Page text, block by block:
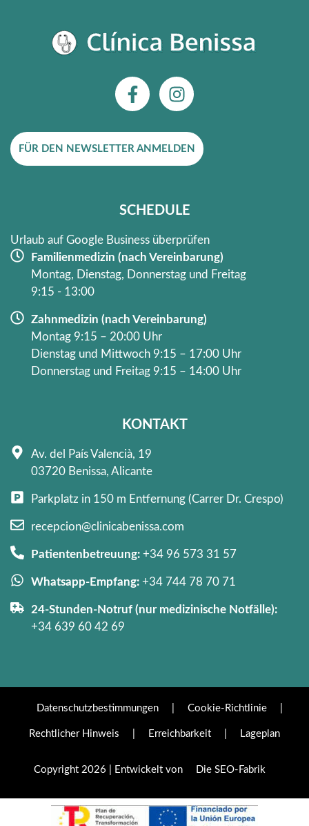
F
a
e
b
o
k
f
I
n
t
a
g
a
FÜR DEN NEWSLETTER ANMELDEN
SCHEDULE
Urlaub auf Google Business überprüfen
Familienmedizin (nach Vereinbarung)
Montag, Dienstag, Donnerstag und Freitag
9:15 - 13:00
Zahnmedizin (nach Vereinbarung)
Montag 9:15 – 20:00 Uhr
Dienstag und Mittwoch 9:15 – 17:00 Uhr
Donnerstag und Freitag 9:15 – 14:00 Uhr
KONTAKT
Av. del País Valencià, 19
03720 Benissa, Alicante
Parkplatz in 150 m Entfernung (Carrer Dr. Crespo)
recepcion@clinicabenissa.com
Patientenbetreuung: +34 96 573 31 57
Whatsapp-Empfang: +34 744 78 70 71
24-Stunden-Notruf (nur medizinische Notfälle):
+34 639 60 42 69
Datenschutzbestimmungen Cookie-Richtlinie
Rechtlicher Hinweis Erreichbarkeit Lageplan
Copyright 2026 | Entwickelt von Die SEO-Fabrik